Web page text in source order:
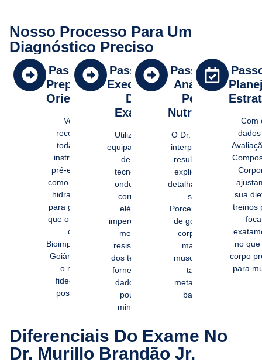
Nosso Processo Para Um
Diagnóstico Preciso
Passo 1:
Preparação
Orientada
Você
receberá
todas as
instruções
pré-exame,
como jejum e
hidratação,
para garantir
que o Exame
de
Bioimpedância
Goiânia seja
o mais
fidedigno
possível.
Passo 2:
Execução
Do
Exame
Utilizamos
equipamentos
de alta
tecnologia
onde uma
corrente
elétrica
imperceptível
mede a
resistência
dos tecidos,
fornecendo
dados em
poucos
minutos.
Passo 3:
Análise
Pelo
Nutrólogo
O Dr. Murillo
interpreta os
resultados,
explicando
detalhadamente
sua
Porcentagem
de gordura
corporal,
massa
muscular e
taxa
metabólica
basal.
Com
sua
treinos
no que
corpo
para
Diferenciais Do Exame No
Dr. Murillo Brandão Jr.